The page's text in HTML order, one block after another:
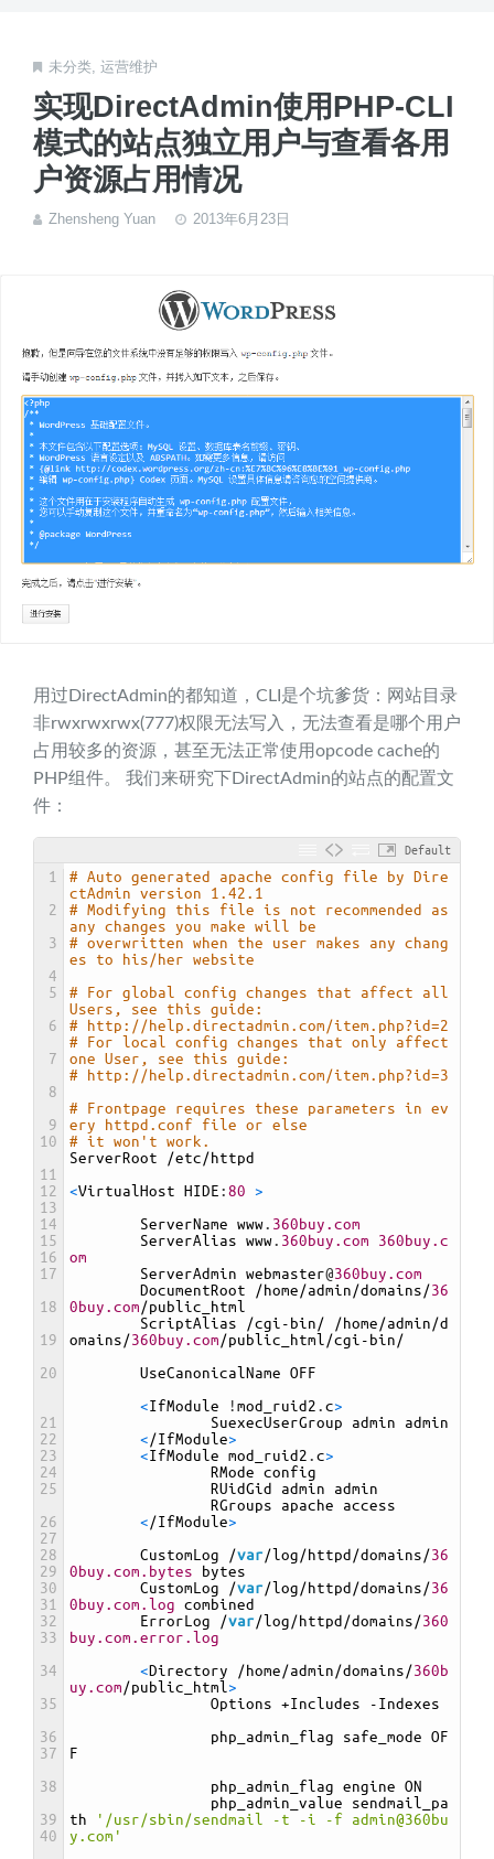
未分类 运营维护
实现DirectAdmin使用PHP-CLI
模式的站点独立用户与查看各用
户资源占用情况
Zhensheng Yuan 2013年6月23日
用过DirectAdmin的都知道，CLI是个坑爹货：网站目录
非rwxrwxrwx(777)权限无法写入，无法查看是哪个用户
占用较多的资源，甚至无法正常使用opcode cache的
PHP组件。 我们来研究下DirectAdmin的站点的配置文
件：
Default
1
2
3
4
5
6
7
8
9
10
11
12
13
14
15
16
17
18
19
20
21
22
23
24
25
26
27
28
29
30
31
32
33
34
35
36
37
38
39
40
# Auto generated apache config file by Dire
ctAdmin version 1.42.1
# Modifying this file is not recommended as
any changes you make will be
# overwritten when the user makes any chang
es to his/her website
# For global config changes that affect all
Users, see this guide:
# http://help.directadmin.com/item.php?id=2
# For local config changes that only affect
one User, see this guide:
# http://help.directadmin.com/item.php?id=3
# Frontpage requires these parameters in ev
ery httpd.conf file or else
# it won't work.
ServerRoot
/etc /httpd
<VirtualHost HIDE : 80 >
ServerName www. 360buy.com
ServerAlias www. 360buy.com
360buy.c
om
ServerAdmin webmaster@360buy.com
DocumentRoot
/home /admin /domains /36
0buy.com /public_html
ScriptAlias
/cgi - bin / /home /admin /d
omains /360buy.com /public_html /cgi - bin /
UseCanonicalName OFF
<IfModule ! mod_ruid2 . c>
SuexecUserGroup admin admin
< /IfModule>
<IfModule mod_ruid2 . c>
RMode config
RUidGid admin admin
RGroups apache access
< /IfModule>
CustomLog
/var /log /httpd /domains /36
0buy.com.bytes
bytes
CustomLog
/var /log /httpd /domains /36
0buy.com.log combined
ErrorLog
/var /log /httpd /domains /360
buy.com.error.log
<Directory /home /admin /domains /360b
uy.com /public_html>
Options +Includes - Indexes
php_admin_flag safe_mode OF
F
php_admin_flag engine ON
php_admin_value sendmail_pa
th
'/usr/sbin/sendmail -t -i -f admin@360bu
y.com'